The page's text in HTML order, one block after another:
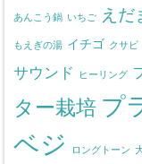
あんこう鍋 いちご えだ
もえぎの湯 イチゴ クサビ
サウンド
ヒーリング
ター栽培 プ
ベジ
ロングトーン